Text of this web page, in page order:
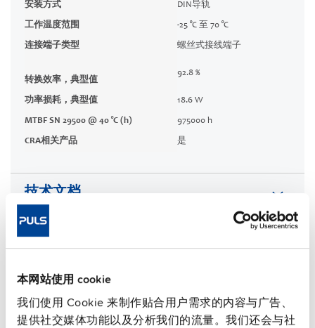
本网站使用 cookie
我们使用 Cookie 来制作贴合用户需求的内容与广告、
提供社交媒体功能以及分析我们的流量。我们还会与社
安装方式 DIN导轨
工作温度范围 -25 °C 至 70 °C
连接端子类型 螺丝式接线端子
转换效率，典型值
92.8 %
功率损耗，典型值 18.6 W
MTBF SN 29500 @ 40 °C (h) 975000 h
CRA相关产品 是
技术文档
商务信息